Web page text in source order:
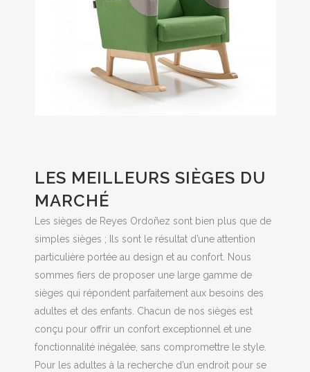
LES MEILLEURS SIÈGES DU
MARCHÉ
Les sièges de Reyes Ordoñez sont bien plus que de
simples sièges ; Ils sont le résultat d’une attention
particulière portée au design et au confort. Nous
sommes fiers de proposer une large gamme de
sièges qui répondent parfaitement aux besoins des
adultes et des enfants. Chacun de nos sièges est
conçu pour offrir un confort exceptionnel et une
fonctionnalité inégalée, sans compromettre le style.
Pour les adultes à la recherche d’un endroit pour se